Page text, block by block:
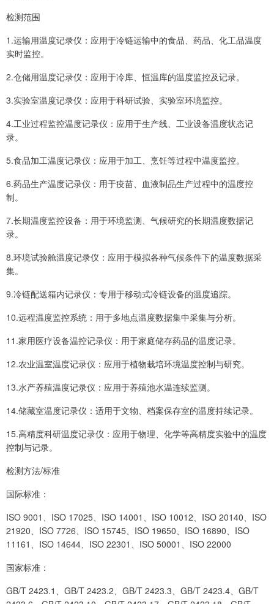
检测范围
1.运输用温度记录仪：应用于冷链运输中的食品、药品、化工品温度
实时监控。
2.仓储用温度记录仪：应用于冷库、恒温库的温度监控及记录。
3.实验室温度记录仪：应用于科研试验、实验室环境监控。
4.工业过程监控温度记录仪：应用于生产线、工业设备温度状态记
录。
5.食品加工温度记录仪：应用于加工、烹饪等过程中温度监控。
6.药品生产温度记录仪：用于疫苗、血液制品生产过程中的温度控
制。
7.长期温度监控设备：用于环境监测、气候研究的长期温度数据记
录。
8.环境试验舱温度记录仪：应用于模拟各种气候条件下的温度数据采
集。
9.冷链配送箱内记录仪：专用于移动式冷链设备的温度追踪。
10.远程温度监控系统：用于多地点温度数据集中采集与分析。
11.家用医疗设备温控记录仪：用于家庭储存药品的温度记录。
12.农业温室温度记录仪：应用于植物栽培环境温度控制与研究。
13.水产养殖温度记录仪：应用于养殖池水温连续监测。
14.储藏室温度记录仪：适用于文物、档案保存室的温度持续记录。
15.高精度科研温度记录仪：应用于物理、化学等高精度实验中的温度
控制与记录。
检测方法/标准
国际标准：
ISO 9001、ISO 17025、ISO 14001、ISO 10012、ISO 20140、ISO
21920、ISO 7726、ISO 15745、ISO 19650、ISO 16890、ISO
11161、ISO 14644、ISO 22301、ISO 50001、ISO 22000
国家标准：
GB/T 2423.1、GB/T 2423.2、GB/T 2423.3、GB/T 2423.4、GB/T